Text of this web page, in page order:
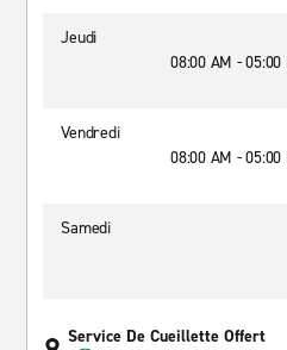
Jeudi
08:00 AM - 05:00
Vendredi
08:00 AM - 05:00
Samedi
Service De Cueillette Offert